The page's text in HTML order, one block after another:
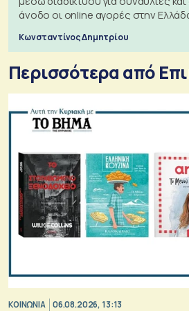
άνοδο οι online αγορές στην
Κωνσταντίνος Δημητρίου
Περισσότερα από
ΚΟΙΝΩΝΙΑ 06.08.2026, 13:13